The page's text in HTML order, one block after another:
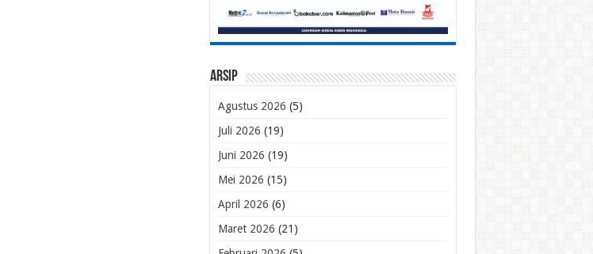
Arsip
Agustus 2026 (5)
Juli 2026 (19)
Juni 2026 (19)
Mei 2026 (15)
April 2026 (6)
Maret 2026 (21)